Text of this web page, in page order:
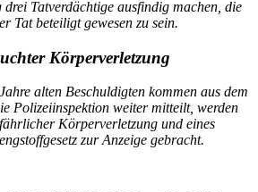
Tatverdächtige ausfindig machen, die
Tat beteiligt gewesen zu sein.
Körperverletzung
alten Beschuldigten kommen aus dem
Polizeiinspektion weiter mitteilt, werden
Körperverletzung und eines
zur Anzeige gebracht.